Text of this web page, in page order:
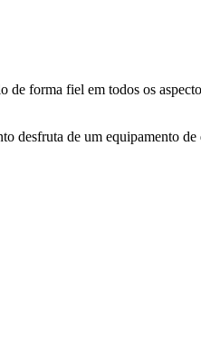
de forma fiel em todos os
desfruta de um equipamento de